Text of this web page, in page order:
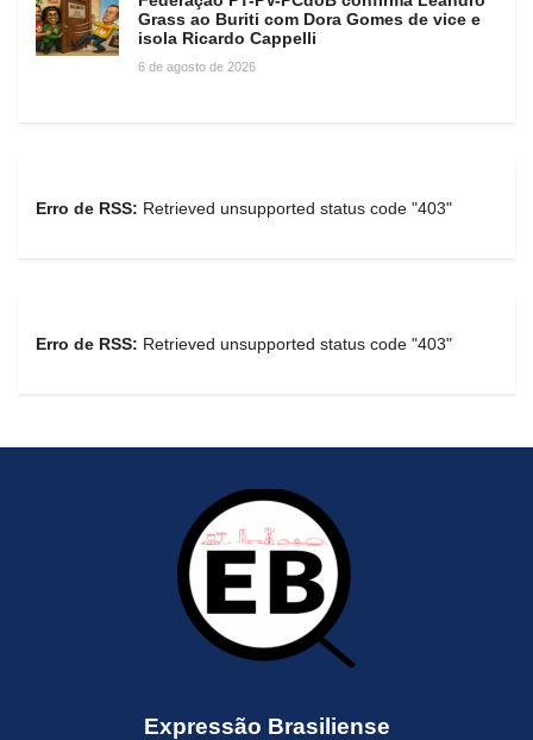
Grass ao Buriti com Dora Gomes de vice e
isola Ricardo Cappelli
6 de agosto de 2026
Erro de RSS: Retrieved unsupported status code "403"
Erro de RSS: Retrieved unsupported status code "403"
Expressão Brasiliense